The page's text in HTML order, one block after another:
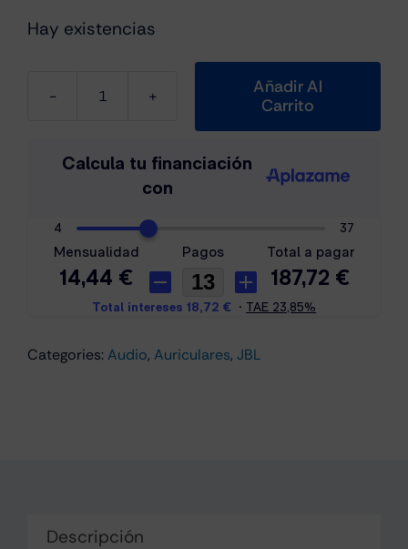
Hay existencias
JBL
Flex
cantidad
Añadir Al
Carrito
Categories:Audio, Auriculares, JBL
Descripción